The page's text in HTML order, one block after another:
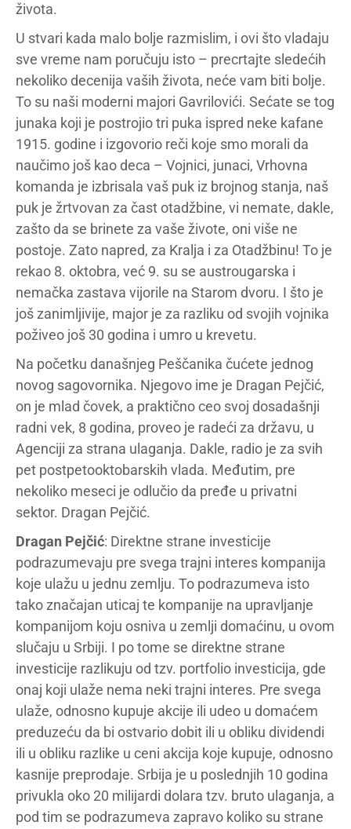
života.
U stvari kada malo bolje razmislim, i ovi što vladaju
sve vreme nam poručuju isto – precrtajte sledećih
nekoliko decenija vaših života, neće vam biti bolje.
To su naši moderni majori Gavrilovići. Sećate se tog
junaka koji je postrojio tri puka ispred neke kafane
1915. godine i izgovorio reči koje smo morali da
naučimo još kao deca – Vojnici, junaci, Vrhovna
komanda je izbrisala vaš puk iz brojnog stanja, naš
puk je žrtvovan za čast otadžbine, vi nemate, dakle,
zašto da se brinete za vaše živote, oni više ne
postoje. Zato napred, za Kralja i za Otadžbinu! To je
rekao 8. oktobra, već 9. su se austrougarska i
nemačka zastava vijorile na Starom dvoru. I što je
još zanimljivije, major je za razliku od svojih vojnika
poživeo još 30 godina i umro u krevetu.
Na početku današnjeg Peščanika čućete jednog
novog sagovornika. Njegovo ime je Dragan Pejčić,
on je mlad čovek, a praktično ceo svoj dosadašnji
radni vek, 8 godina, proveo je radeći za državu, u
Agenciji za strana ulaganja. Dakle, radio je za svih
pet postpetooktobarskih vlada. Međutim, pre
nekoliko meseci je odlučio da pređe u privatni
sektor. Dragan Pejčić.
Dragan Pejčić: Direktne strane investicije
podrazumevaju pre svega trajni interes kompanija
koje ulažu u jednu zemlju. To podrazumeva isto
tako značajan uticaj te kompanije na upravljanje
kompanijom koju osniva u zemlji domaćinu, u ovom
slučaju u Srbiji. I po tome se direktne strane
investicije razlikuju od tzv. portfolio investicija, gde
onaj koji ulaže nema neki trajni interes. Pre svega
ulaže, odnosno kupuje akcije ili udeo u domaćem
preduzeću da bi ostvario dobit ili u obliku dividendi
ili u obliku razlike u ceni akcija koje kupuje, odnosno
kasnije preprodaje. Srbija je u poslednjih 10 godina
privukla oko 20 milijardi dolara tzv. bruto ulaganja, a
pod tim se podrazumeva zapravo koliko su strane